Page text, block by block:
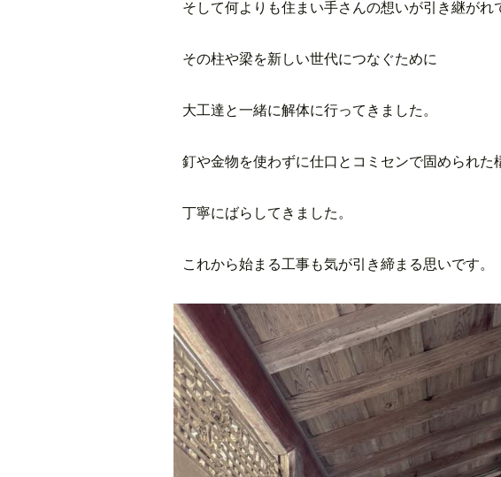
そして何よりも住まい手さんの想いが引き継がれ
その柱や梁を新しい世代につなぐために
大工達と一緒に解体に行ってきました。
釘や金物を使わずに仕口とコミセンで固められた
丁寧にばらしてきました。
これから始まる工事も気が引き締まる思いです。